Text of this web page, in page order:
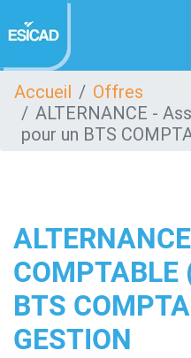
au
contenu
Accueil
Offres
ALTERNANCE -
pour un BTS
COMPTABLE
BTS
GESTION